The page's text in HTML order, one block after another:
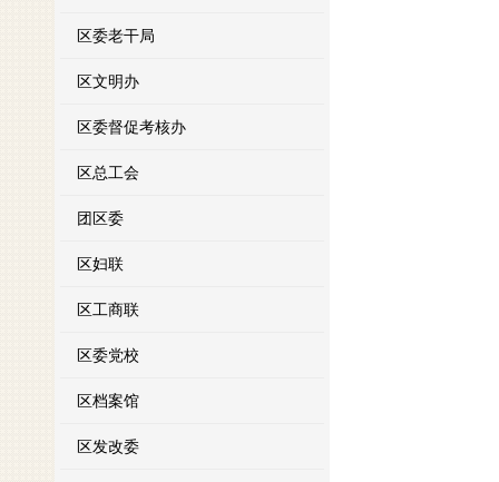
区委老干局
区文明办
区委督促考核办
区总工会
团区委
区妇联
区工商联
区委党校
区档案馆
区发改委